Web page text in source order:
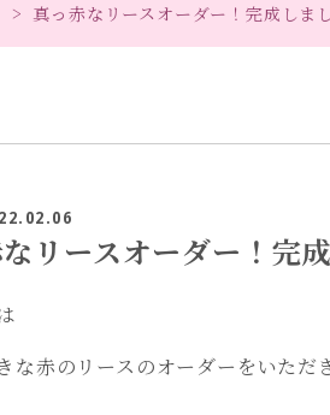
真っ赤なリースオーダー！完成しま
リースオーダー！完
な赤のリースのオーダーをいただ